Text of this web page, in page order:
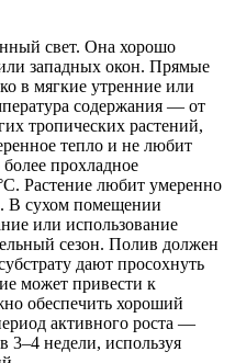
свет. Она хорошо
западных окон. Прямые
в мягкие утренние или
содержания — от
тропических растений,
тепло и не любит
прохладное
Растение любит умеренно
В сухом помещении
или использование
сезон. Полив должен
дают просохнуть
может привести к
обеспечить хороший
активного роста —
недели, используя